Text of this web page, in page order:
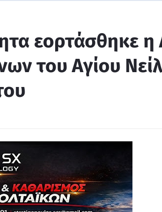
εορτάσθηκε η
του Αγίου